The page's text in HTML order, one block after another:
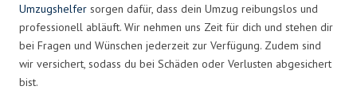
Umzugshelfer sorgen dafür, dass dein Umzug reibungslos und
professionell abläuft. Wir nehmen uns Zeit für dich und stehen dir
bei Fragen und Wünschen jederzeit zur Verfügung. Zudem sind
wir versichert, sodass du bei Schäden oder Verlusten abgesichert
bist.